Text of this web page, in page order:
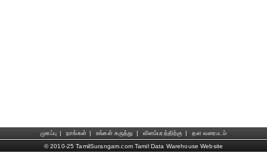
முகப்பு | நாங்கள் | உங்கள் கருத்து | விளம்பரத்திற்கு |
தள வரைபடம்
© 2010-25 TamilSurangam.com Tamil Data Warehouse Website